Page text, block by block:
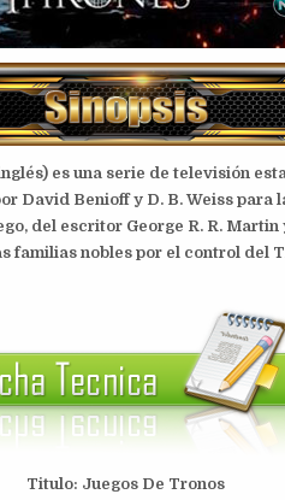
es una serie de televisión
David Benioff y D. B. Weiss para
del escritor George R. R.
familias nobles por el control del
Titulo: Juegos De Tronos